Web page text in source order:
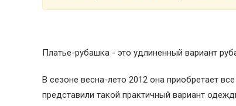
Платье-рубашка - это удлиненный вариант
В сезоне весна-лето 2012 она приобретает
представили такой практичный вариант